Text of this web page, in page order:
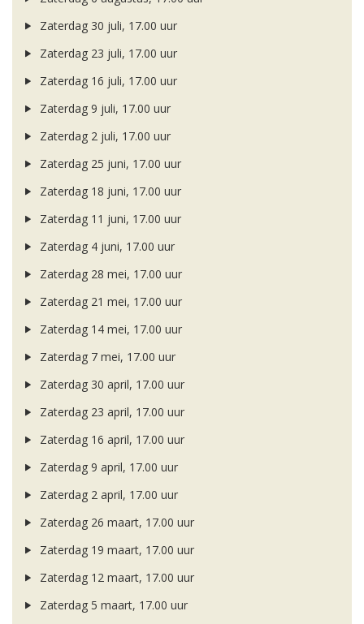
Zaterdag 30 juli, 17.00 uur
Zaterdag 23 juli, 17.00 uur
Zaterdag 16 juli, 17.00 uur
Zaterdag 9 juli, 17.00 uur
Zaterdag 2 juli, 17.00 uur
Zaterdag 25 juni, 17.00 uur
Zaterdag 18 juni, 17.00 uur
Zaterdag 11 juni, 17.00 uur
Zaterdag 4 juni, 17.00 uur
Zaterdag 28 mei, 17.00 uur
Zaterdag 21 mei, 17.00 uur
Zaterdag 14 mei, 17.00 uur
Zaterdag 7 mei, 17.00 uur
Zaterdag 30 april, 17.00 uur
Zaterdag 23 april, 17.00 uur
Zaterdag 16 april, 17.00 uur
Zaterdag 9 april, 17.00 uur
Zaterdag 2 april, 17.00 uur
Zaterdag 26 maart, 17.00 uur
Zaterdag 19 maart, 17.00 uur
Zaterdag 12 maart, 17.00 uur
Zaterdag 5 maart, 17.00 uur